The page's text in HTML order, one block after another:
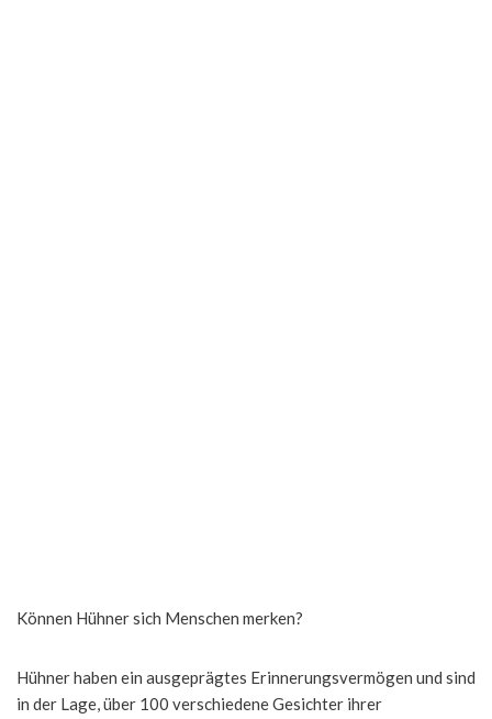
Können Hühner sich Menschen merken?
Hühner haben ein ausgeprägtes Erinnerungsvermögen und sind
in der Lage, über 100 verschiedene Gesichter ihrer